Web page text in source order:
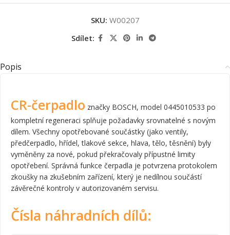
SKU: W00207
Sdílet:
Popis
CR-čerpadlo značky BOSCH, model 0445010533 po
kompletní regeneraci splňuje požadavky srovnatelné s novým
dílem. Všechny opotřebované součástky (jako ventily,
předčerpadlo, hřídel, tlakové sekce, hlava, tělo, těsnění) byly
vyměněny za nové, pokud překračovaly přípustné limity
opotřebení. Správná funkce čerpadla je potvrzena protokolem
zkoušky na zkušebním zařízení, který je nedílnou součástí
závěrečné kontroly v autorizovaném servisu.
Čísla náhradních dílů: